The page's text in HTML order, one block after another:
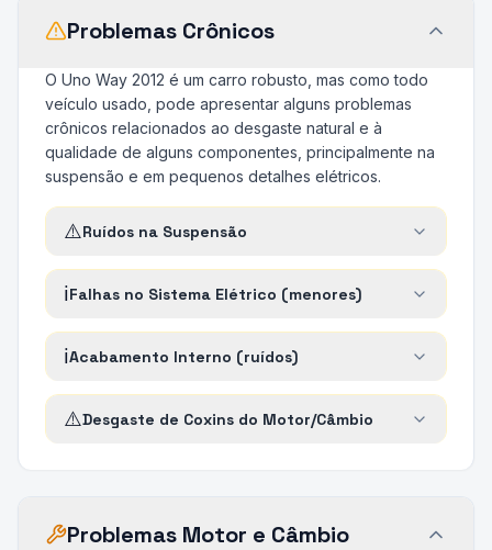
Problemas Crônicos
O Uno Way 2012 é um carro robusto, mas como todo
veículo usado, pode apresentar alguns problemas
crônicos relacionados ao desgaste natural e à
qualidade de alguns componentes, principalmente na
suspensão e em pequenos detalhes elétricos.
⚠️Ruídos na Suspensão
ℹ️Falhas no Sistema Elétrico (menores)
ℹ️Acabamento Interno (ruídos)
⚠️Desgaste de Coxins do Motor/Câmbio
Problemas Motor e Câmbio